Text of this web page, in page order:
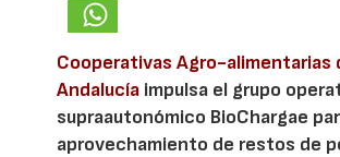
Cooperativas Agro-alimentarias
Andalucía impulsa el grupo
supraautonómico BioChargae
aprovechamiento de restos de